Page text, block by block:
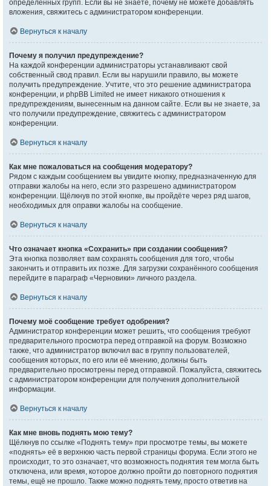
определённых групп. Если вы не знаете, почему не можете добавлять
вложения, свяжитесь с администратором конференции.
Вернуться к началу
Почему я получил предупреждение?
На каждой конференции администраторы устанавливают свой
собственный свод правил. Если вы нарушили правило, вы можете
получить предупреждение. Учтите, что это решение администратора
конференции, и phpBB Limited не имеет никакого отношения к
предупреждениям, вынесенным на данном сайте. Если вы не знаете, за
что получили предупреждение, свяжитесь с администратором
конференции.
Вернуться к началу
Как мне пожаловаться на сообщения модератору?
Рядом с каждым сообщением вы увидите кнопку, предназначенную для
отправки жалобы на него, если это разрешено администратором
конференции. Щёлкнув по этой кнопке, вы пройдёте через ряд шагов,
необходимых для оправки жалобы на сообщение.
Вернуться к началу
Что означает кнопка «Сохранить» при создании сообщения?
Эта кнопка позволяет вам сохранять сообщения для того, чтобы
закончить и отправить их позже. Для загрузки сохранённого сообщения
перейдите в параграф «Черновики» личного раздела.
Вернуться к началу
Почему моё сообщение требует одобрения?
Администратор конференции может решить, что сообщения требуют
предварительного просмотра перед отправкой на форум. Возможно
также, что администратор включил вас в группу пользователей,
сообщения которых, по его или её мнению, должны быть
предварительно просмотрены перед отправкой. Пожалуйста, свяжитесь
с администратором конференции для получения дополнительной
информации.
Вернуться к началу
Как мне вновь поднять мою тему?
Щёлкнув по ссылке «Поднять тему» при просмотре темы, вы можете
«поднять» её в верхнюю часть первой страницы форума. Если этого не
происходит, то это означает, что возможность поднятия тем могла быть
отключена, или время, которое должно пройти до повторного поднятия
темы, ещё не прошло. Также можно поднять тему, просто ответив на